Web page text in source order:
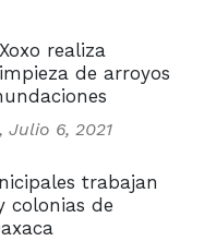
realiza
de arroyos
Julio 6, 2021
trabajan
colonias de